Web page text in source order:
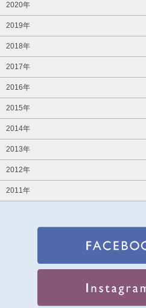
2020年
2019年
2018年
2017年
2016年
2015年
2014年
2013年
2012年
2011年